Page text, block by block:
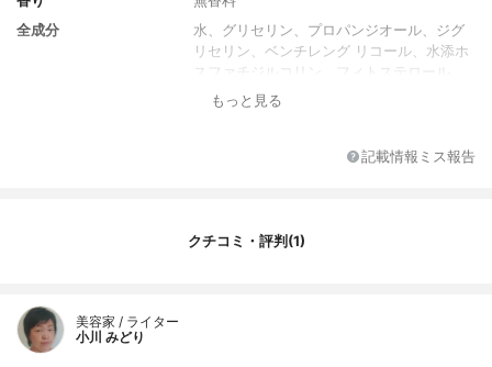
全成分
水、グリセリン、プロパンジオール、ジグ
リセリン、ベンチレング リコール、水添ホ
スファチジルコリン、フィトステロール
ズ、セラミド3、 トリ(カプリル/カプリン
エキス、ヒアルロン酸ヒドロキシプロビル
もっと見る
記載情報ミス報告
クチコミ・評判(1)
美容家 / ライター
小川 みどり